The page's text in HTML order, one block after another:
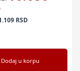
RSD
Dodaj u korpu